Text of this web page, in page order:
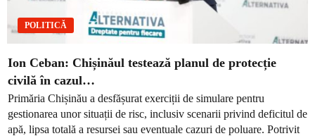
POLITICĂ
Ion Ceban: Chișinăul testează planul de protecție
civilă în cazul…
Primăria Chișinău a desfășurat exerciții de simulare pentru
gestionarea unor situații de risc, inclusiv scenarii privind deficitul de
apă, lipsa totală a resursei sau eventuale cazuri de poluare. Potrivit